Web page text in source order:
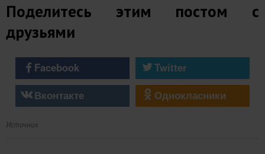
Поделитесь этим постом с
друзьями
Facebook
Twitter
Вконтакте
Однокласники
Источник